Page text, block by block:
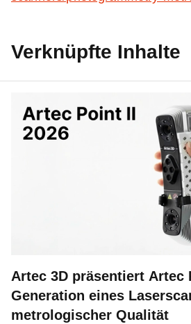
Verknüpfte Inhalte
Artec 3D präsentiert Artec
Generation eines
metrologischer Qualität